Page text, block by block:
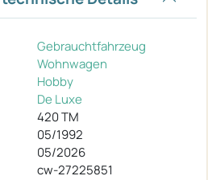
Gebrauchtfahrzeug
Wohnwagen
Hobby
De Luxe
420 TM
05/1992
05/2026
cw-27225851